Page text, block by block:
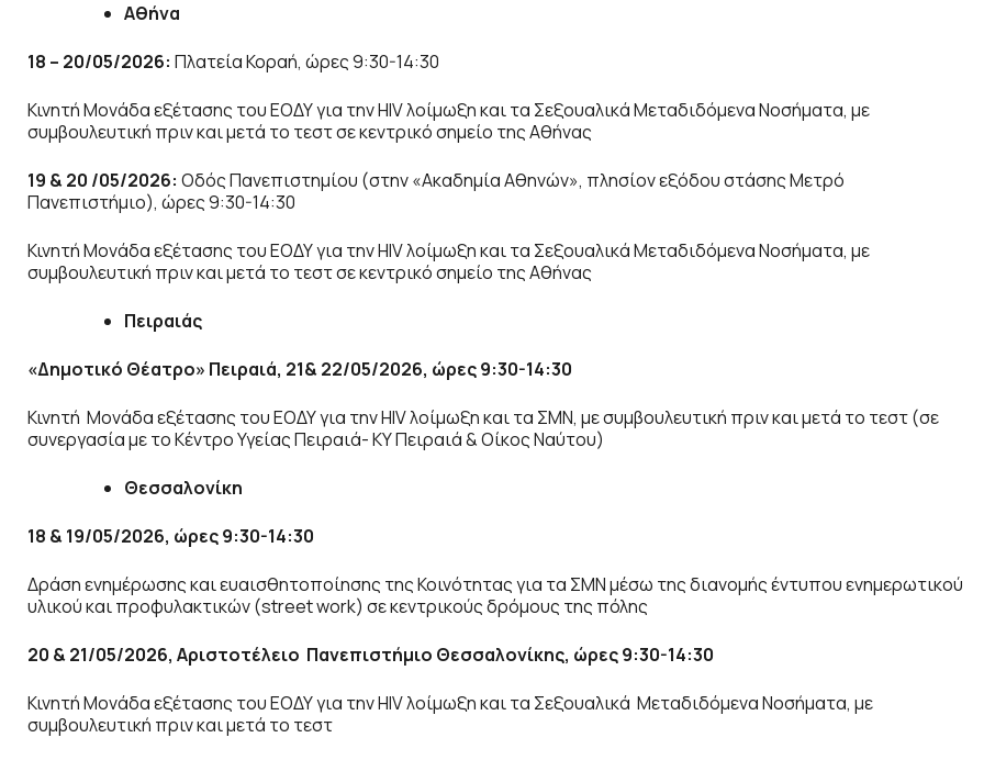
Αθήνα
18 – 20/05/2026: Πλατεία Κοραή, ώρες 9:30-14:30
Κινητή Μονάδα εξέτασης του ΕΟΔΥ για την HIV λοίμωξη και τα Σεξουαλικά Μεταδιδόμενα Νοσήματα, με
συμβουλευτική πριν και μετά το τεστ σε κεντρικό σημείο της Αθήνας
19 & 20 /05/2026: Οδός Πανεπιστημίου (στην «Ακαδημία Αθηνών», πλησίον εξόδου στάσης Μετρό
Πανεπιστήμιο), ώρες 9:30-14:30
Κινητή Μονάδα εξέτασης του ΕΟΔΥ για την HIV λοίμωξη και τα Σεξουαλικά Μεταδιδόμενα Νοσήματα, με
συμβουλευτική πριν και μετά το τεστ σε κεντρικό σημείο της Αθήνας
Πειραιάς
«Δημοτικό Θέατρο» Πειραιά, 21& 22/05/2026, ώρες 9:30-14:30
Κινητή Μονάδα εξέτασης του ΕΟΔΥ για την HIV λοίμωξη και τα ΣΜΝ, με συμβουλευτική πριν και μετά το τεστ (σε
συνεργασία με το Κέντρο Υγείας Πειραιά- ΚΥ Πειραιά & Οίκος Ναύτου)
Θεσσαλονίκη
18 & 19/05/2026, ώρες 9:30-14:30
Δράση ενημέρωσης και ευαισθητοποίησης της Κοινότητας για τα ΣΜΝ μέσω της διανομής έντυπου ενημερωτικού
υλικού και προφυλακτικών (street work) σε κεντρικούς δρόμους της πόλης
20 & 21/05/2026, Αριστοτέλειο Πανεπιστήμιο Θεσσαλονίκης, ώρες 9:30-14:30
Κινητή Μονάδα εξέτασης του ΕΟΔΥ για την HIV λοίμωξη και τα Σεξουαλικά Μεταδιδόμενα Νοσήματα, με
συμβουλευτική πριν και μετά το τεστ